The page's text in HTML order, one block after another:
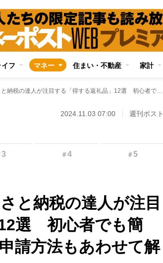
イフ マネー 住まい・不動産 家計
【2024年最新版】ふるさと納税の達人が注目する「得する返礼品」12選 初心者でも簡単、ポイントも貯まる申請方法もあわせて解説
2024.11.03 07:00 週刊ポスト
3 ＃4 ＃5
と納税の達人が注目
選 初心者でも簡
請方法もあわせて解